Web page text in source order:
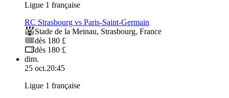
Ligue 1 française
RC Strasbourg vs Paris-Saint-Germain
Stade de la Meinau, Strasbourg, France
dès 180 £
dès 180 £
dim.
25 oct.20:45
Ligue 1 française